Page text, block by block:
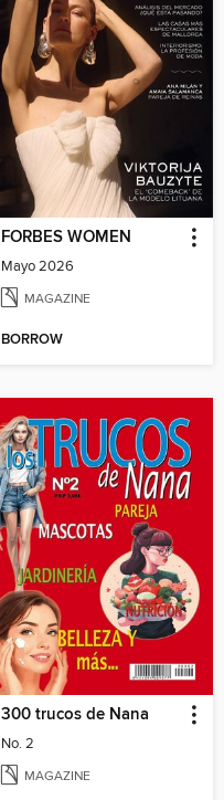
FORBES WOMEN
Mayo 2026
MAGAZINE
BORROW
300 trucos de Nana
No. 2
MAGAZINE